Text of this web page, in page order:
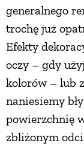
generalnego
trochę już
Efekty
oczy – gdy
kolorów – lub
naniesiemy
powierzchnię
zbliżonym